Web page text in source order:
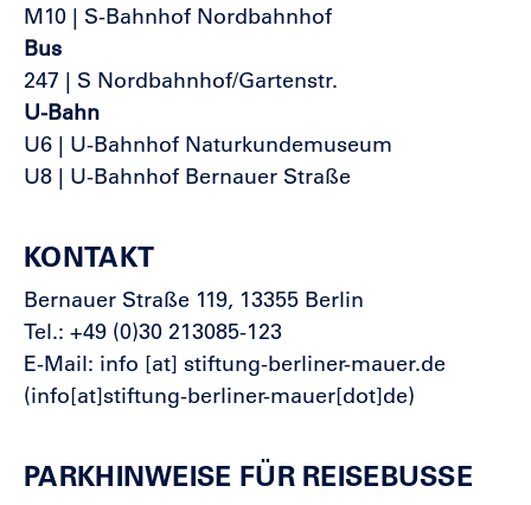
M10 | S-Bahnhof Nordbahnhof
Bus
247 | S Nordbahnhof/Gartenstr.
U-Bahn
U6 | U-Bahnhof Naturkundemuseum
U8 | U-Bahnhof Bernauer Straße
KONTAKT
Bernauer Straße 119, 13355 Berlin
Tel.: +49 (0)30 213085-123
E-Mail: info [at] stiftung-berliner-mauer.de
(info[at]stiftung-berliner-mauer[dot]de)
PARKHINWEISE FÜR REISEBUSSE